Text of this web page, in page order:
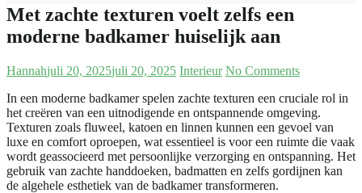
Met zachte texturen voelt zelfs een
moderne badkamer huiselijk aan
Hannahjuli 20, 2025juli 20, 2025 Interieur No Comments
In een moderne badkamer spelen zachte texturen een cruciale rol in
het creëren van een uitnodigende en ontspannende omgeving.
Texturen zoals fluweel, katoen en linnen kunnen een gevoel van
luxe en comfort oproepen, wat essentieel is voor een ruimte die vaak
wordt geassocieerd met persoonlijke verzorging en ontspanning. Het
gebruik van zachte handdoeken, badmatten en zelfs gordijnen kan
de algehele esthetiek van de badkamer transformeren.